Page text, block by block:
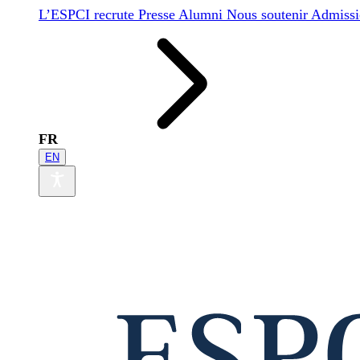
L’ESPCI recrute Presse Alumni Nous soutenir
FR
EN